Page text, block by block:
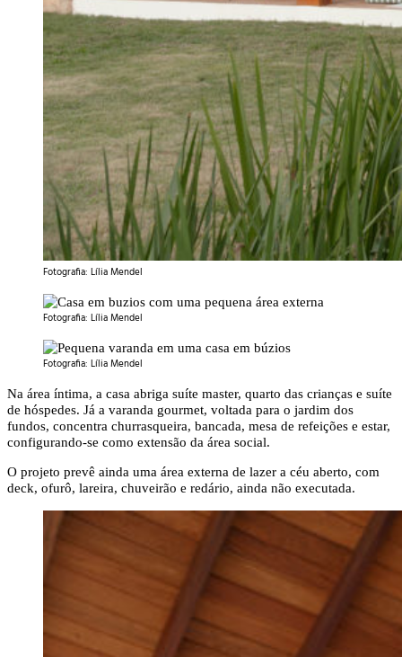
Fotografia: Lília Mendel
Fotografia: Lília Mendel
Fotografia: Lília Mendel
Na área íntima, a casa abriga suíte master, quarto das crianças e suíte
de hóspedes. Já a varanda gourmet, voltada para o jardim dos
fundos, concentra churrasqueira, bancada, mesa de refeições e estar,
configurando-se como extensão da área social.
O projeto prevê ainda uma área externa de lazer a céu aberto, com
deck, ofurô, lareira, chuveirão e redário, ainda não executada.